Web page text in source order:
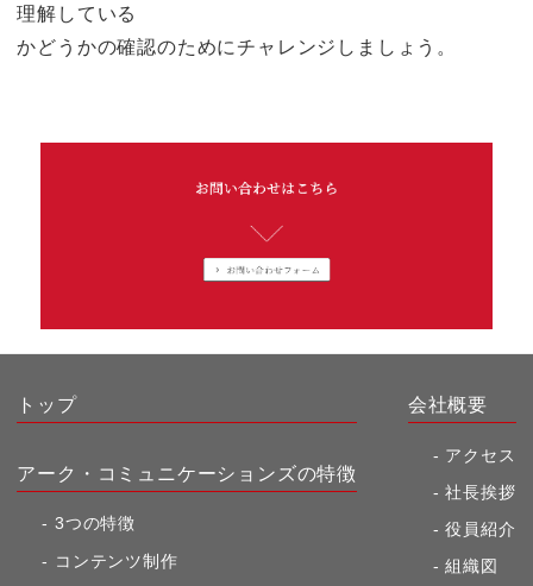
理解している
かどうかの確認のためにチャレンジしましょう。
トップ
アーク・コミュニケーションズの特徴
3つの特徴
コンテンツ制作
会社概要
アクセス
社長挨拶
役員紹介
組織図